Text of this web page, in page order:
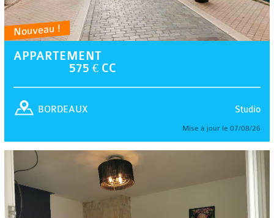
Nouveau !
APPARTEMENT
575 € CC
Studio
BORDEAUX
Mise à jour le 07/08/26